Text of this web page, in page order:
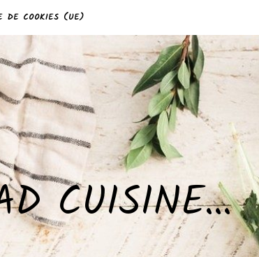
DE COOKIES (UE)
CUISINE…